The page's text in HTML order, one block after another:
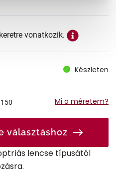
vonatkozik.
Készleten
Mi a méretem?
választáshoz
lencse típusától